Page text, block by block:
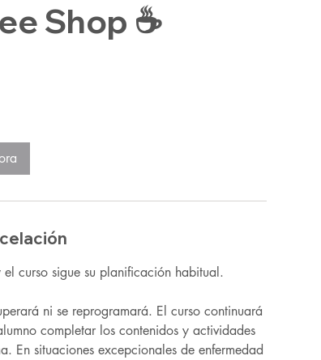
Shop ☕
curso sigue su planificación habitual.
ni se reprogramará. El curso continuará
completar los contenidos y actividades
En situaciones excepcionales de enfermedad